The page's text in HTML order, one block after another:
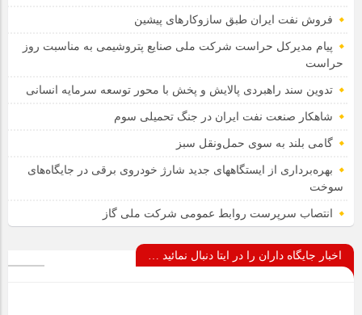
فروش نفت ایران طبق سازوکارهای پیشین
پیام مدیرکل حراست شرکت ملی صنایع پتروشیمی به مناسبت روز
حراست
تدوین سند راهبردی پالایش و پخش با محور توسعه سرمایه انسانی
شاهکار صنعت نفت ایران در جنگ تحمیلی سوم
گامی بلند به سوی حمل‌ونقل سبز
بهره‌برداری از ایستگاههای جدید شارژ خودروی برقی در جایگاه‌های
سوخت
انتصاب سرپرست روابط عمومی شرکت ملی گاز
اخبار جایگاه داران را در ایتا دنبال نمائید …